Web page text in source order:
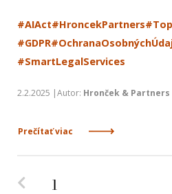
#AIAct#HroncekPartners
#GDPR
#SmartLegalServices
2.2.2025 |Autor: Hronček & Partners
Prečítať viac
Predchádzajúca strana
1